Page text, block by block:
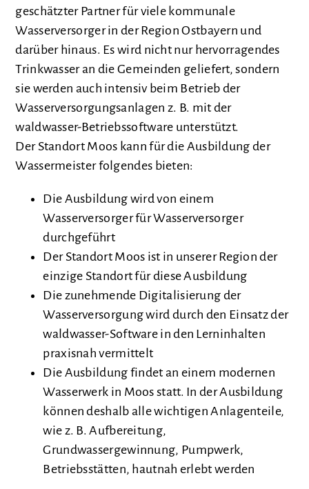
geschätzter Partner für viele kommunale
Wasserversorger in der Region Ostbayern und
darüber hinaus. Es wird nicht nur hervorragendes
Trinkwasser an die Gemeinden geliefert, sondern
sie werden auch intensiv beim Betrieb der
Wasserversorgungsanlagen z. B. mit der
waldwasser-Betriebssoftware unterstützt.
Der Standort Moos kann für die Ausbildung der
Wassermeister folgendes bieten:
Die Ausbildung wird von einem
Wasserversorger für Wasserversorger
durchgeführt
Der Standort Moos ist in unserer Region der
einzige Standort für diese Ausbildung
Die zunehmende Digitalisierung der
Wasserversorgung wird durch den Einsatz der
waldwasser-Software in den Lerninhalten
praxisnah vermittelt
Die Ausbildung findet an einem modernen
Wasserwerk in Moos statt. In der Ausbildung
können deshalb alle wichtigen Anlagenteile,
wie z. B. Aufbereitung,
Grundwassergewinnung, Pumpwerk,
Betriebsstätten, hautnah erlebt werden